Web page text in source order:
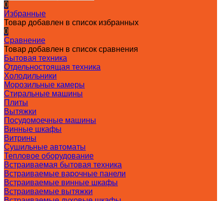
0
Избранные
Товар добавлен в список избранных
0
Сравнение
Товар добавлен в список сравнения
Бытовая техника
Отдельностоящая техника
Холодильники
Морозильные камеры
Стиральные машины
Плиты
Вытяжки
Посудомоечные машины
Винные шкафы
Витрины
Сушильные автоматы
Тепловое оборудование
Встраиваемая бытовая техника
Встраиваемые варочные панели
Встраиваемые винные шкафы
Встраиваемые вытяжки